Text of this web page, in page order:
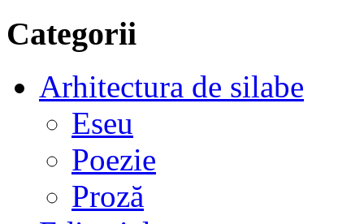
Categorii
Arhitectura de silabe
Eseu
Poezie
Proză